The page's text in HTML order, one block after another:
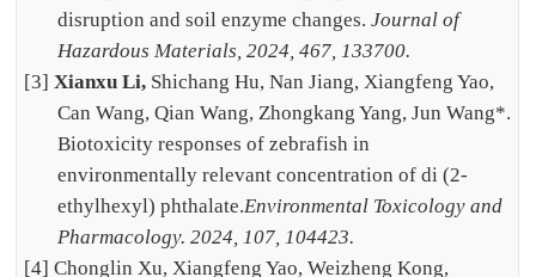
disruption and soil enzyme changes. Journal of
Hazardous Materials, 2024, 467, 133700.
[3]Xianxu Li, Shichang Hu, Nan Jiang, Xiangfeng Yao,
Can Wang, Qian Wang, Zhongkang Yang, Jun Wang*.
Biotoxicity responses of zebrafish in
environmentally relevant concentration of di (2-
ethylhexyl) phthalate.Environmental Toxicology and
Pharmacology. 2024, 107, 104423.
[4] Chonglin Xu, Xiangfeng Yao, Weizheng Kong,